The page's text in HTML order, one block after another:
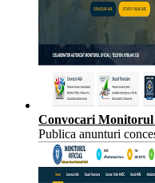
Convocari
Publica anunturi